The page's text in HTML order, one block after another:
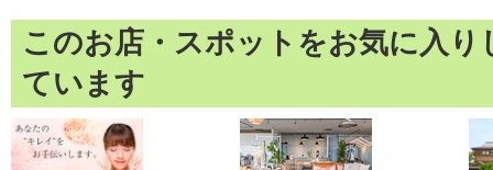
このお店・スポットをお気に入
ています